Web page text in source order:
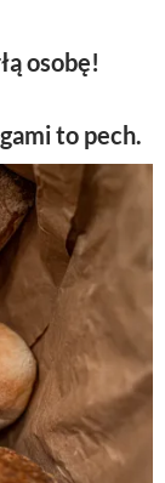
osobę!
to pech.